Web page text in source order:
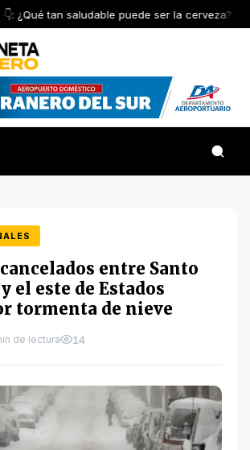
¿Qué tan saludable puede ser la cerveza?
entre Santo
el este de Estados
tormenta de nieve
de lectura 14